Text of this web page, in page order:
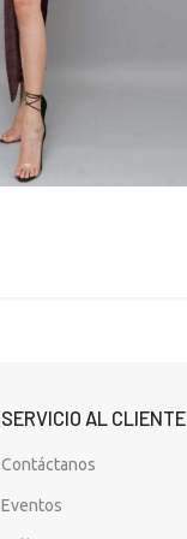
SERVICIO AL CLIENTE
Contáctanos
Eventos